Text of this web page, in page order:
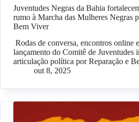
Juventudes Negras da Bahia
rumo à Marcha das Mulheres Negras
Bem Viver
Rodas de conversa, encontros online
lançamento do Comitê de Juventudes
articulação política por Reparação e
out 8, 2025